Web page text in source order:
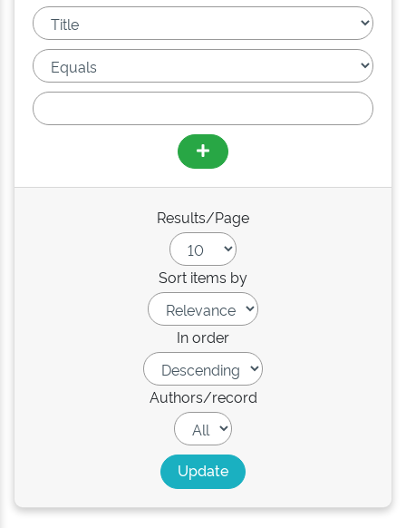
Results/Page
Sort items by
In order
Authors/record